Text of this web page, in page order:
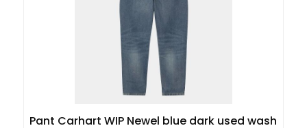
Pant Carhart WIP Newel blue dark used wash